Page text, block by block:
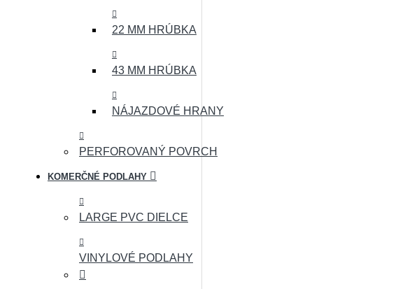
22 MM HRÚBKA
43 MM HRÚBKA
NÁJAZDOVÉ HRANY
PERFOROVANÝ POVRCH
KOMERČNÉ PODLAHY
LARGE PVC DIELCE
VINYLOVÉ PODLAHY